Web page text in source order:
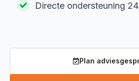
Directe ondersteuning
Plan